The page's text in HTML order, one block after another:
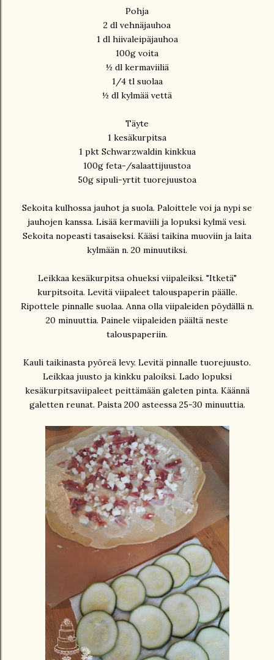
Pohja
2 dl vehnäjauhoa
1 dl hiivaleipäjauhoa
100g voita
½ dl kermaviiliä
1/4 tl suolaa
½ dl kylmää vettä
Täyte
1 kesäkurpitsa
1 pkt Schwarzwaldin kinkkua
100g feta-/salaattijuustoa
50g sipuli-yrtit tuorejuustoa
Sekoita kulhossa jauhot ja suola. Paloittele voi ja nypi se
jauhojen kanssa. Lisää kermaviili ja lopuksi kylmä vesi.
Sekoita nopeasti tasaiseksi. Kääsi taikina muoviin ja laita
kylmään n. 20 minuutiksi.
Leikkaa kesäkurpitsa ohueksi viipaleiksi. "Itketä"
kurpitsoita. Levitä viipaleet talouspaperin päälle.
Ripottele pinnalle suolaa. Anna olla viipaleiden pöydällä n.
20 minuuttia. Painele viipaleiden päältä neste
talouspaperiin.
Kauli taikinasta pyöreä levy. Levitä pinnalle tuorejuusto.
Leikkaa juusto ja kinkku paloiksi. Lado lopuksi
kesäkurpitsaviipaleet peittämään galeten pinta. Käännä
galetten reunat. Paista 200 asteessa 25-30 minuuttia.